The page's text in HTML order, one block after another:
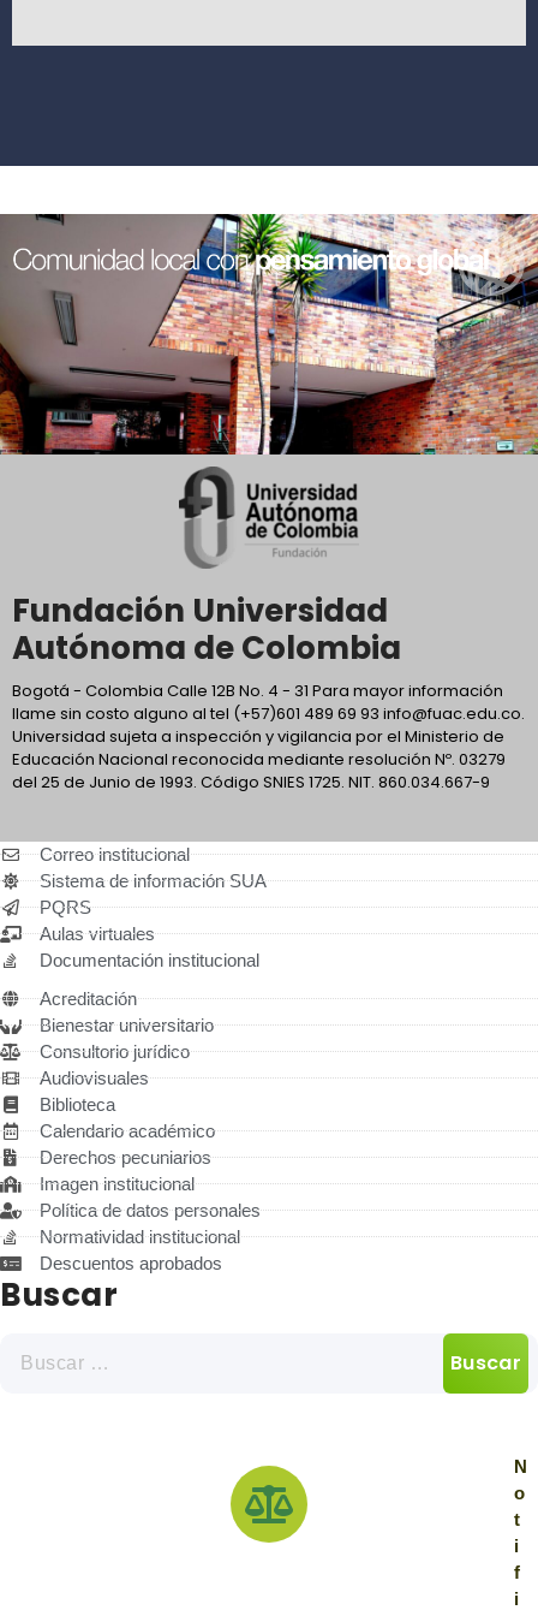
Fundación Universidad
Autónoma de Colombia
Bogotá - Colombia Calle 12B No. 4 - 31 Para mayor información
llame sin costo alguno al tel (+57)601 489 69 93 info@fuac.edu.co.
Universidad sujeta a inspección y vigilancia por el Ministerio de
Educación Nacional reconocida mediante resolución Nº. 03279
del 25 de Junio de 1993. Código SNIES 1725. NIT. 860.034.667-9
Correo institucional
Sistema de información SUA
PQRS
Aulas virtuales
Documentación institucional
Acreditación
Bienestar universitario
Consultorio jurídico
Audiovisuales
Biblioteca
Calendario académico
Derechos pecuniarios
Imagen institucional
Política de datos personales
Normatividad institucional
Descuentos aprobados
Buscar
N
o
t
i
f
i